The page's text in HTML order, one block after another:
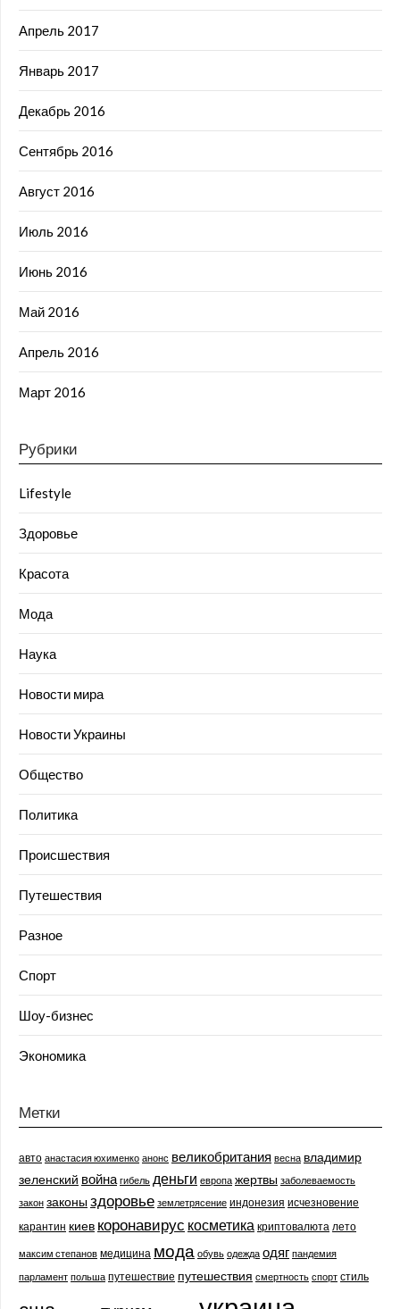
Апрель 2017
Январь 2017
Декабрь 2016
Сентябрь 2016
Август 2016
Июль 2016
Июнь 2016
Май 2016
Апрель 2016
Март 2016
Рубрики
Lifestyle
Здоровье
Красота
Мода
Наука
Новости мира
Новости Украины
Общество
Политика
Происшествия
Путешествия
Разное
Спорт
Шоу-бизнес
Экономика
Метки
авто анастасия юхименко анонс великобритания весна владимир
зеленский война гибель деньги европа жертвы заболеваемость
закон законыздоровье землетрясение индонезия исчезновение
карантин киев коронавирус косметика криптовалюта лето
максим степанов медицина мода обувь одежда одяг пандемия
парламент польша путешествие путешествия смертность спорт стиль